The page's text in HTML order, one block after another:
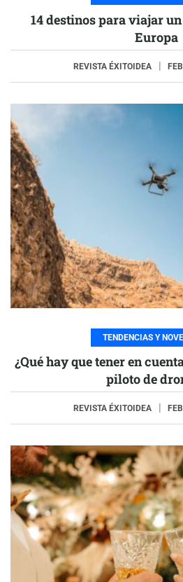
14 destinos para viajar
Europa
REVISTA ÉXITOIDEA
TENDENCIAS Y
¿Qué hay que tener en
piloto de
REVISTA ÉXITOIDEA